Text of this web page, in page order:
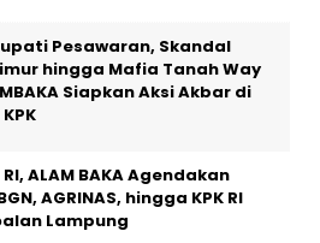
Pesawaran, Skandal
hingga Mafia Tanah Way
Siapkan Aksi Akbar di
ALAM BAKA Agendakan
AGRINAS, hingga KPK RI
Lampung